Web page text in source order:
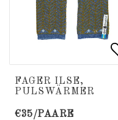
FAGER ILSE,
PULSWÄRMER
€35/PAARE